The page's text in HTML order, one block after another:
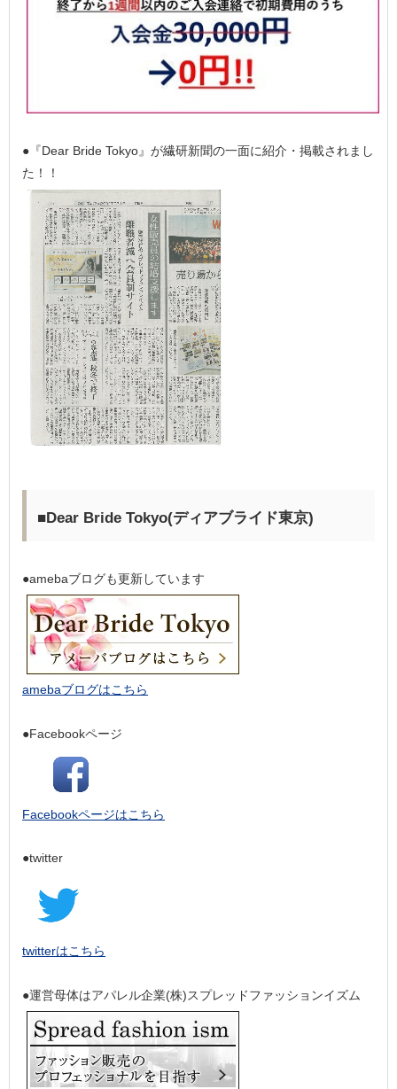
●『Dear Bride Tokyo』が繊研新聞の一面に紹介・掲載されまし
た！！
■Dear Bride Tokyo(ディアブライド東京)
●amebaブログも更新しています
amebaブログはこちら
●Facebookページ
Facebookページはこちら
●twitter
twitterはこちら
●運営母体はアパレル企業(株)スプレッドファッションイズム